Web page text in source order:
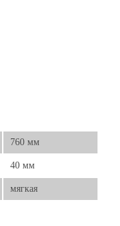
760 мм
40 мм
мягкая